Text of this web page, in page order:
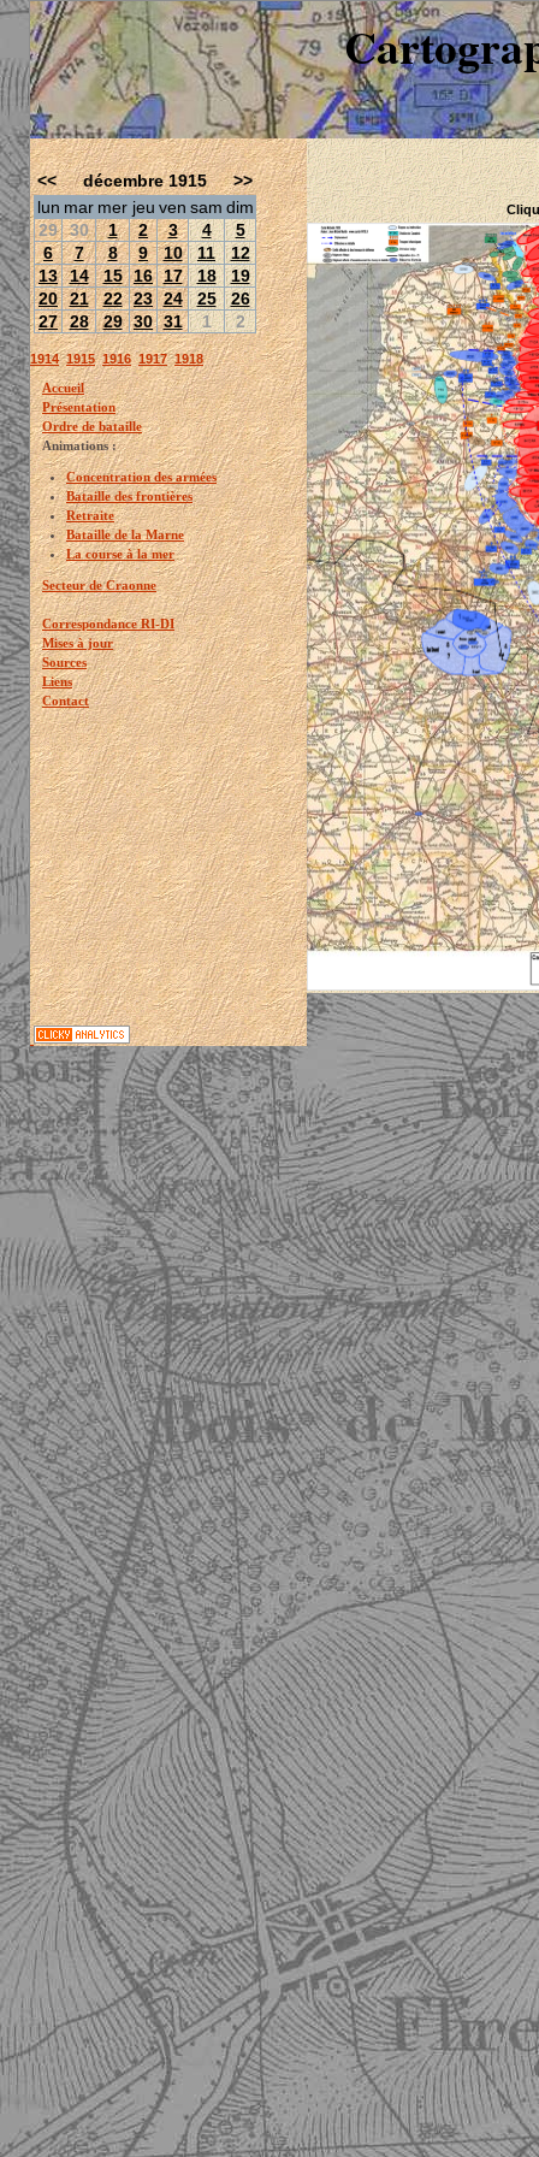
<< décembre 1915
>>
lun mar mer jeu ven sam dim
29 30 1 2 3 4
5
6
7 8 9 10 11
12
13 14 15 16 17 18
19
20 21 22 23 24 25
26
27 28 29 30 31 1 2
1914 1915 1916 1917 1918
Accueil
Présentation
Ordre de bataille
Animations :
Concentration des armées
Bataille des frontières
Retraite
Bataille de la Marne
La course à la mer
Secteur de Craonne
Correspondance RI-DI
Mises à jour
Sources
Liens
Contact